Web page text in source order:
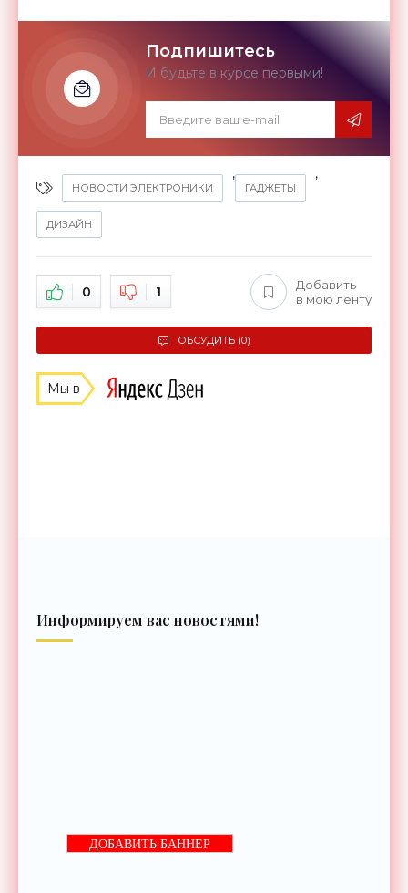
Подпишитесь
И будьте в курсе первыми!
НОВОСТИ ЭЛЕКТРОНИКИ
,
ГАДЖЕТЫ
,
ДИЗАЙН
0 1
Добавить
в мою ленту
ОБСУДИТЬ (0)
Мы в
Информируем вас новостями!
ДОБАВИТЬ БАННЕР